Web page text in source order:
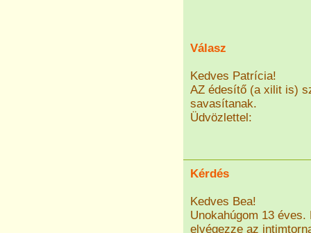
Válasz
Kedves Patrícia!
AZ édesítő (a xilit is)
savasítanak.
Üdvözlettel:
Kérdés
Kedves Bea!
Unokahúgom 13
elvégezze az